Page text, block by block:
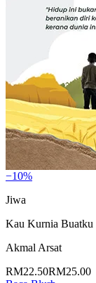
−10%
Jiwa
Kau Kurnia Buatku
Akmal Arsat
RM22.50RM25.00